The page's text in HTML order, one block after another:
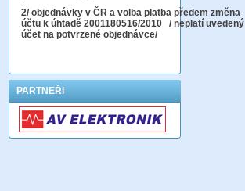
2/ objednávky v ČR a volba platba předem změna
účtu k úhtadě 2001180516/2010 / neplatí uvedený
účet na potvrzené objednávce/
PARTNEŘI